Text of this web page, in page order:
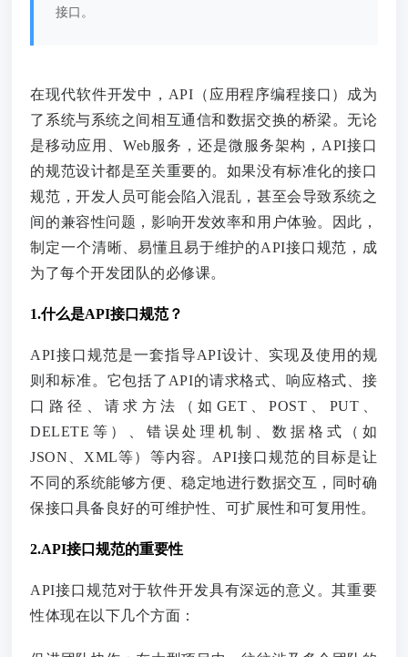
接口。
在现代软件开发中，API（应用程序编程接口）成为
了系统与系统之间相互通信和数据交换的桥梁。无论
是移动应用、Web服务，还是微服务架构，API接口
的规范设计都是至关重要的。如果没有标准化的接口
规范，开发人员可能会陷入混乱，甚至会导致系统之
间的兼容性问题，影响开发效率和用户体验。因此，
制定一个清晰、易懂且易于维护的API接口规范，成
为了每个开发团队的必修课。
1.什么是API接口规范？
API接口规范是一套指导API设计、实现及使用的规
则和标准。它包括了API的请求格式、响应格式、接
口路径、请求方法（如GET、POST、PUT、
DELETE等）、错误处理机制、数据格式（如
JSON、XML等）等内容。API接口规范的目标是让
不同的系统能够方便、稳定地进行数据交互，同时确
保接口具备良好的可维护性、可扩展性和可复用性。
2.API接口规范的重要性
API接口规范对于软件开发具有深远的意义。其重要
性体现在以下几个方面：